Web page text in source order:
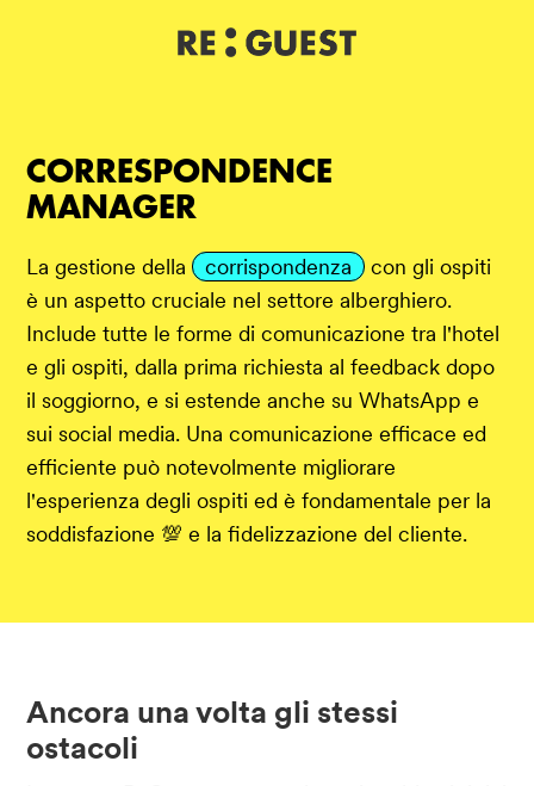
CORRESPONDENCE
MANAGER
La gestione della corrispondenza
con gli ospiti
è un aspetto cruciale nel settore alberghiero.
Include tutte le forme di comunicazione tra l'hotel
e gli ospiti, dalla prima richiesta al feedback dopo
il soggiorno, e si estende anche su WhatsApp e
sui social media. Una comunicazione efficace ed
efficiente può notevolmente migliorare
l'esperienza degli ospiti ed è fondamentale per la
soddisfazione 💯 e la fidelizzazione del cliente.
Ancora una volta gli stessi
ostacoli